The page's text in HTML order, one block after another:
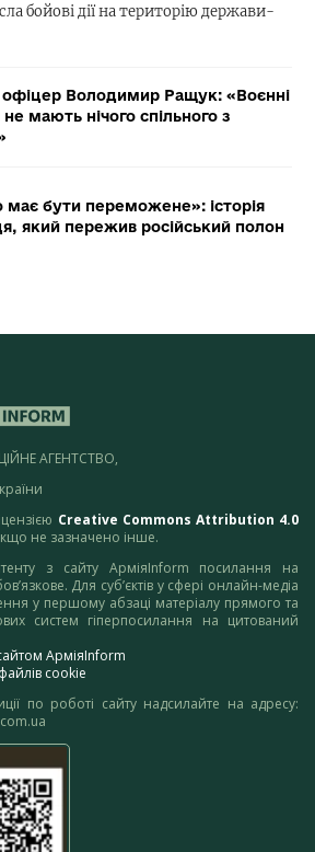
бойові дії на територію держави-
офіцер Володимир Ращук: «Воєнні
мають нічого спільного з
має бути переможене»: історія
який пережив російський полон
АГЕНТСТВО,
Creative Commons Attribution 4.0
не зазначено інше.
з сайту АрміяInform посилання на
Для суб’єктів у сфері онлайн-медіа
у першому абзаці матеріалу прямого та
систем гіперпосилання на цитований
АрміяInform
cookie
по роботі сайту надсилайте на адресу: